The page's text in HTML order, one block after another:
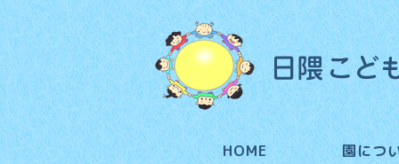
HOME 園につ